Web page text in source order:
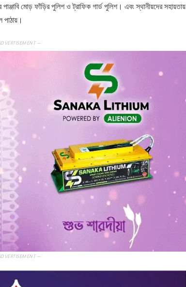
মোড় ফাঁড়ির পুলিশ ও ট্রাফিক গার্ড পুলিশ। এবং স্থানীয়দের সহায়তায়
—
—